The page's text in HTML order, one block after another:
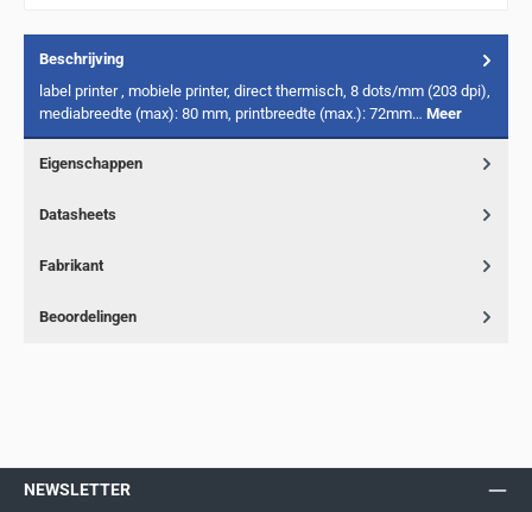
Beschrijving
label printer , mobiele printer, direct thermisch, 8 dots/mm (203 dpi),
mediabreedte (max): 80 mm, printbreedte (max.): 72mm… Meer
Eigenschappen
Datasheets
Fabrikant
Beoordelingen
NEWSLETTER